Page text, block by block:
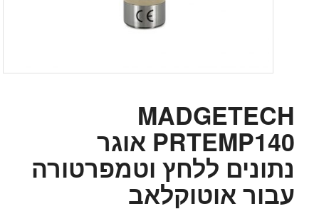
MADGETECH
PRTEMP140 אוגר
נתונים ללחץ וטמפרטורה
עבור אוטוקלאב